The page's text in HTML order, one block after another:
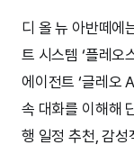
디 올 뉴 아반떼에
트 시스템 ‘플레오
에이전트 ‘글레오
속 대화를 이해해
행 일정 추천, 감성